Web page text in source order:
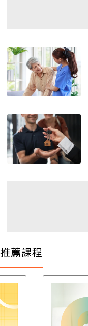
推薦課程